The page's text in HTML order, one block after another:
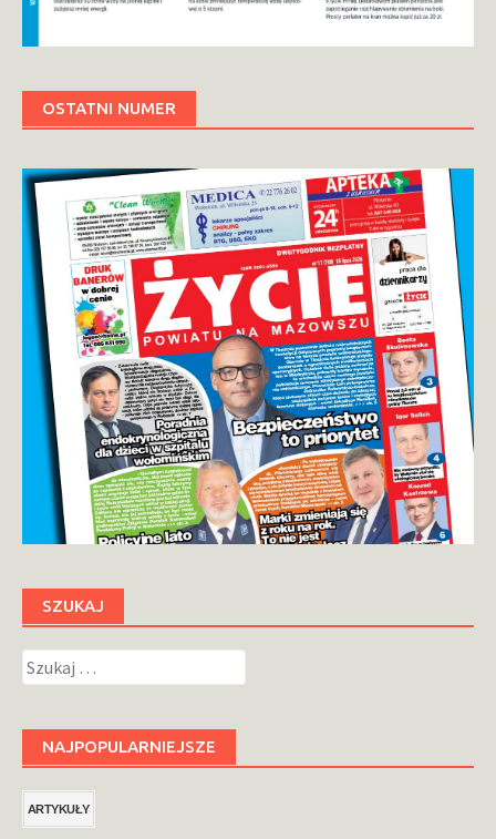
OSTATNI NUMER
SZUKAJ
Szukaj:
NAJPOPULARNIEJSZE
ARTYKUŁY